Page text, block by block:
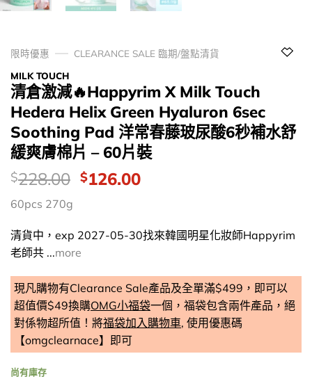
限時優惠
CLEARANCE SALE 臨期/盤點清貨
MILK TOUCH
清倉激減🔥Happyrim X Milk Touch
Hedera Helix Green Hyaluron 6sec
Soothing Pad 洋常春藤玻尿酸6秒補水舒
緩爽膚棉片 – 60片裝
價
錢：
$228.00 Original
$228.00.
$126.00Current
$126.00.
60pcs 270g
清貨中，exp 2027-05-30找來韓國明星化妝師Happyrim
老師共 ...more
現凡購物有Clearance Sale產品及全單滿$499，即可以
超值價$49換購OMG小福袋一個，福袋包含兩件產品，絕
對係物超所值！將福袋加入購物車, 使用優惠碼
【omgclearnace】即可
尚有庫存